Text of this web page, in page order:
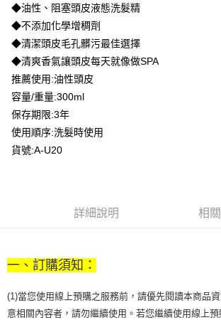
2.透過簡訊連結打開帳單後，可選擇「超商條碼／台灣
帳／街口支付／iPASS MONEY」等通路繳費。
【注意事項】
1.本服務係由「台灣大哥大股份有限公司」（以下簡稱
用戶於交易時，得透過本服務購買商品或服務，並由商
買賣價金債權讓與本公司後，依約使用本公司帳單繳交
2.基於同意付款使用「大哥付你分期」之契約關係目的
資料（包含姓名、電話或地址）提供予台灣大哥大進項
由本公司與您本人進行分期帳單所需資料之確認、核對
１．於結帳方式選擇「AFTEE先享後付」後，將跳轉
結帳頁面，進行簡訊認證並確認金額後，即可完成結帳
２．訂單成立數日內，您將收到繳費通知簡訊。
３．收到繳費通知簡訊後14天內，點擊此簡訊中的連
ATM／網路銀行／等多元方式進行付款，方視為交易完
購買商品的店家。未經商家同意取消之訂單仍視為有效
後付繳納相關費用。
※ 交易是否成功請以「AFTEE先享後付 」之結帳頁面
是否繳費成功／繳費後需取消欲退款等相關疑問，請聯
客戶支援中心」https://netprotections.freshdesk.com/
２．關於個人資料處理事宜，請瀏覽以下網址：
任。
４．使用「AFTEE先享後付」時，將依據個別帳號之
請求用戶進行身份認證。
５．嚴禁一人註冊多個帳號或使用他人資訊註冊。若
每筆NT$70，滿NT$1,000(含以上)免運費
宅配
每筆NT$100，滿NT$1,200(含以上)免運費
京站台北店客服中心(1F星巴克旁) 即日起不提
請自備購物袋，若需購買紙袋可現場詢問
免運費
◆油性、阻塞頭皮液態洗髮精
◆不添加化學增稠劑
◆清潔頭皮毛孔髒污最佳選擇
◆清爽香氣讓頭皮每天就像做SPA
推薦使用:油性頭皮
容量/重量:300ml
保存期限:3年
使用順序:洗髮時使用
貨號:A-U20
詳細說明 相
一、訂購須知：
(1)當您使用線上預購之服務前，請優先閱讀本商品
意相關內容者，請勿繼續使用。若您繼續使用線上